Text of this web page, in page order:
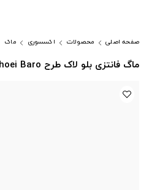
صفحه اصلی محصولات اکسسوری ماگ
ماگ فانتزی بلو لاک طرح Shoei Baro